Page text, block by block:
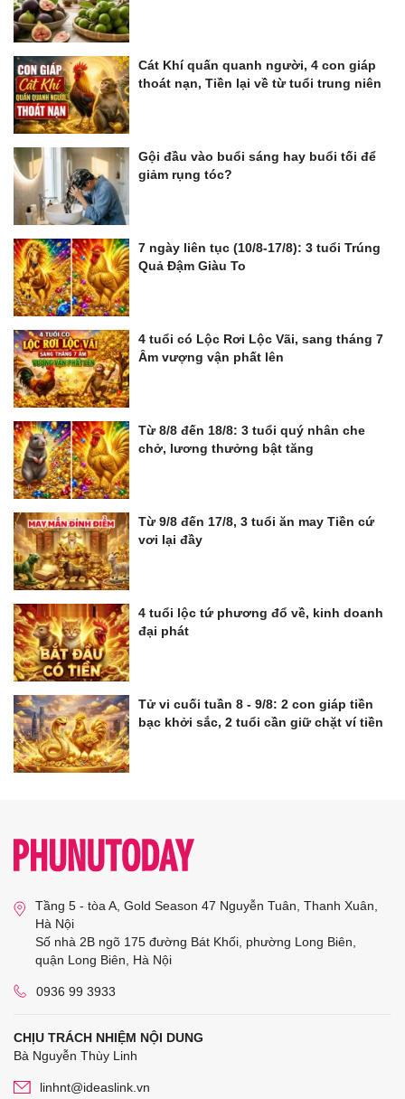
Cát Khí quấn quanh người, 4 con giáp
thoát nạn, Tiền lại về từ tuổi trung niên
Gội đầu vào buổi sáng hay buổi tối để
giảm rụng tóc?
7 ngày liên tục (10/8-17/8): 3 tuổi Trúng
Quả Đậm Giàu To
4 tuổi có Lộc Rơi Lộc Vãi, sang tháng 7
Âm vượng vận phất lên
Từ 8/8 đến 18/8: 3 tuổi quý nhân che
chở, lương thưởng bật tăng
Từ 9/8 đến 17/8, 3 tuổi ăn may Tiền cứ
vơi lại đầy
4 tuổi lộc tứ phương đổ về, kinh doanh
đại phát
Tử vi cuối tuần 8 - 9/8: 2 con giáp tiền
bạc khởi sắc, 2 tuổi cần giữ chặt ví tiền
Tầng 5 - tòa A, Gold Season 47 Nguyễn Tuân, Thanh Xuân,
Hà Nội
Số nhà 2B ngõ 175 đường Bát Khối, phường Long Biên,
quận Long Biên, Hà Nội
0936 99 3933
CHỊU TRÁCH NHIỆM NỘI DUNG
Bà Nguyễn Thùy Linh
linhnt@ideaslink.vn